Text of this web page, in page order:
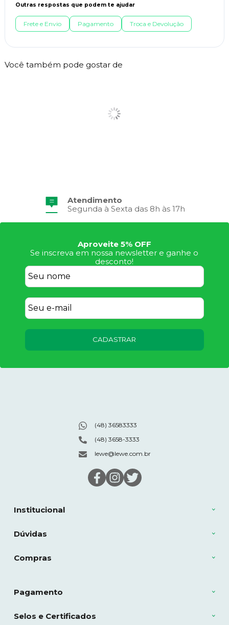
Outras respostas que podem te ajudar
Frete e Envio Pagamento Troca e Devolução
Você também pode gostar de
Atendimento
Segunda à Sexta das 8h às 17h
Aproveite 5% OFF
Se inscreva em nossa newsletter e ganhe o
desconto!
CADASTRAR
Institucional
Dúvidas
Compras
(48) 36583333
(48) 3658-3333
lewe@lewe.com.br
Pagamento
Selos e Certificados